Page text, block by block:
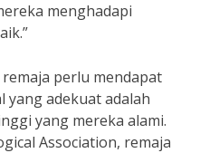
menghadapi
perlu mendapat
yang adekuat adalah
yang mereka alami.
Association, remaja